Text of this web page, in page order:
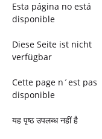
Esta página no está
disponible
Diese Seite ist nicht
verfügbar
Cette page n´est pas
disponible
यह पृष्ठ उपलब्ध नहीं है